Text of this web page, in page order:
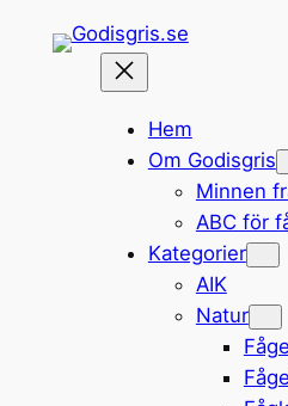
Hem
Om Godisgris
Minnen
ABC för
Kategorier
AIK
Natur